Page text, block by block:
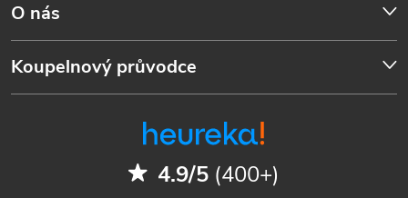
O nás
Koupelnový průvodce
4.9/5 (400+)